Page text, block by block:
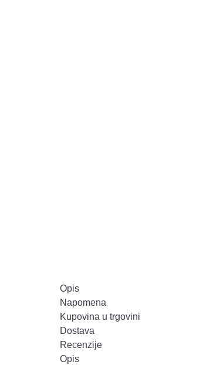
Opis
Napomena
Kupovina u trgovini
Dostava
Recenzije
Opis